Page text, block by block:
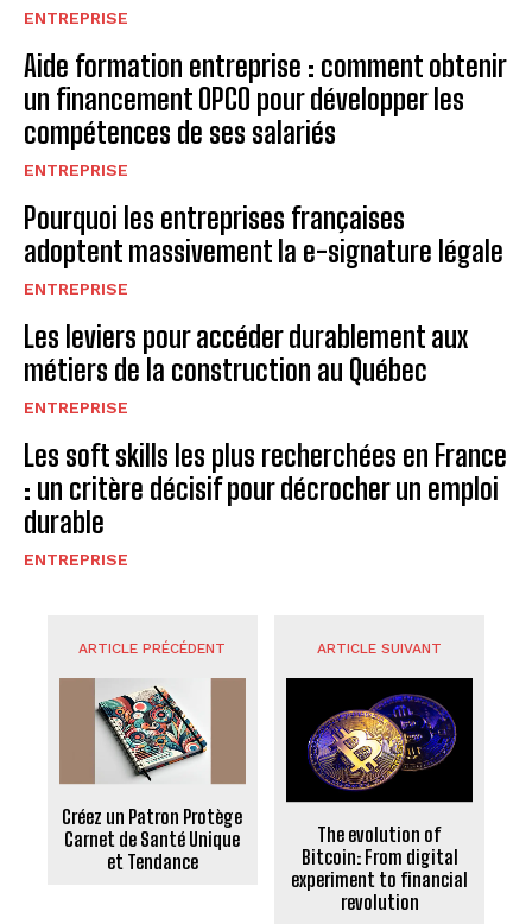
ENTREPRISE
Aide formation entreprise : comment obtenir
un financement OPCO pour développer les
compétences de ses salariés
ENTREPRISE
Pourquoi les entreprises françaises
adoptent massivement la e-signature légale
ENTREPRISE
Les leviers pour accéder durablement aux
métiers de la construction au Québec
ENTREPRISE
Les soft skills les plus recherchées en France
: un critère décisif pour décrocher un emploi
durable
ENTREPRISE
ARTICLE PRÉCÉDENT
Créez un Patron Protège
Carnet de Santé Unique
et Tendance
ARTICLE SUIVANT
The evolution of
Bitcoin: From digital
experiment to financial
revolution